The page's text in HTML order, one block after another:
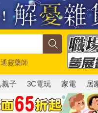
通靈藥師
親子 3C電玩 家電 居